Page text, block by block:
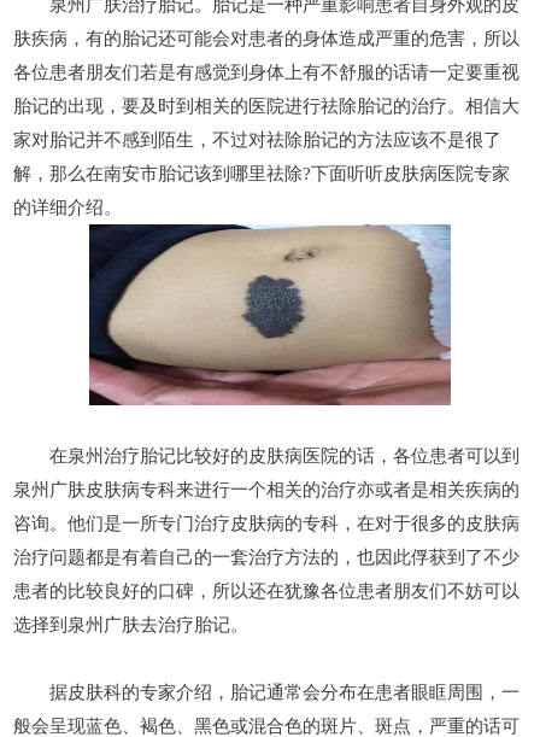
肤疾病，有的胎记还可能会对患者的身体造成严重的危害，所以
各位患者朋友们若是有感觉到身体上有不舒服的话请一定要重视
胎记的出现，要及时到相关的医院进行祛除胎记的治疗。相信大
家对胎记并不感到陌生，不过对祛除胎记的方法应该不是很了
解，那么在南安市胎记该到哪里祛除?下面听听皮肤病医院专家
的详细介绍。
在泉州治疗胎记比较好的皮肤病医院的话，各位患者可以到
泉州广肤皮肤病专科来进行一个相关的治疗亦或者是相关疾病的
咨询。他们是一所专门治疗皮肤病的专科，在对于很多的皮肤病
治疗问题都是有着自己的一套治疗方法的，也因此俘获到了不少
患者的比较良好的口碑，所以还在犹豫各位患者朋友们不妨可以
选择到泉州广肤去治疗胎记。
据皮肤科的专家介绍，胎记通常会分布在患者眼眶周围，一
般会呈现蓝色、褐色、黑色或混合色的斑片、斑点，严重的话可